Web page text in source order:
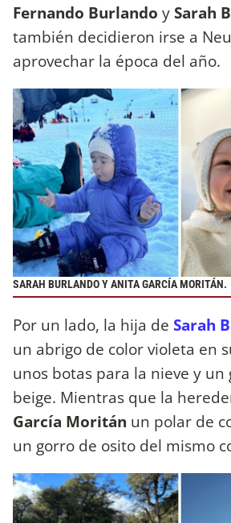
Fernando Burlando ySarah
también decidieron irse a
aprovechar la época del año.
SARAH BURLANDO Y ANITA GARCÍA MORITÁN.
Por un lado, la hija de Sarah
un abrigo de color violeta en
unos botas para la nieve y un
beige. Mientras que la
García Moritán un polar de
un gorro de osito del mismo